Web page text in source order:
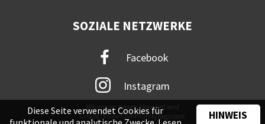
SOZIALE NETZWERKE
Facebook
Instagram
Mit immer neuem Newsfeed wird
unsere Online-Community begeistert
Diese Seite verwendet Cookies für
HINWEIS